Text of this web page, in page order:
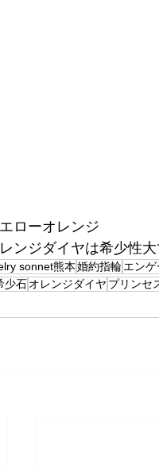
ローオレンジ
ンジダイヤは希少性
sonnet熊本婚約指輪 エン
少石オレンジダイヤ プリンセ